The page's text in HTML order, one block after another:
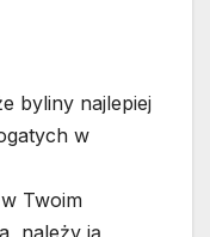
byliny najlepiej
w
Twoim
należy ją